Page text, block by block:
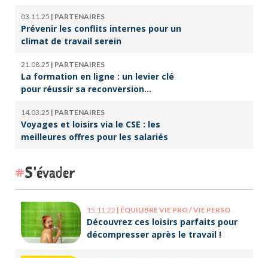
03.11.25 | PARTENAIRES
Prévenir les conflits internes pour un
climat de travail serein
21.08.25 | PARTENAIRES
La formation en ligne : un levier clé
pour réussir sa reconversion
14.03.25 | PARTENAIRES
Voyages et loisirs via le CSE : les
meilleures offres pour les salariés
S'évader
15.11.22 | ÉQUILIBRE VIE PRO / VIE PERSO
Découvrez ces loisirs parfaits pour
décompresser après le travail !